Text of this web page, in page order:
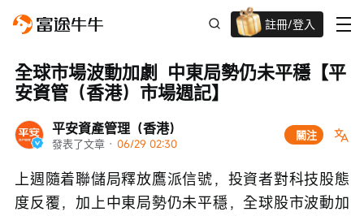
註冊/登入
迎新驚喜賞 股票/BTC等任你揀!
平安資產管理（香港）
發表了文章 · 06/29 02:30
關注
全球市場波動加劇  中東局勢仍未平穩【平
安資管（香港）市場週記】
上週隨着聯儲局釋放鷹派信號，投資者對科技股態
度反覆，加上中東局勢仍未平穩，全球股市波動加